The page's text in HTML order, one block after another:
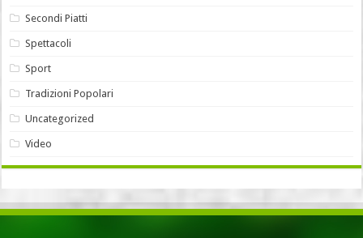
Secondi Piatti
Spettacoli
Sport
Tradizioni Popolari
Uncategorized
Video